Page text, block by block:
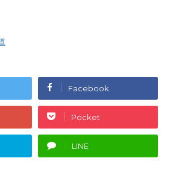
Facebook
Pocket
LINE